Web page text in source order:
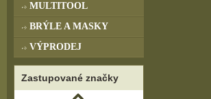
MULTITOOL
BRÝLE A MASKY
VÝPRODEJ
Zastupované značky